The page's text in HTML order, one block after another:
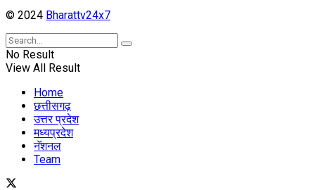
© 2024 Bharattv24x7
No Result
View All Result
Home
छत्तीसगढ़
उत्तर प्रदेश
मध्यप्रदेश
नॅशनल
Team